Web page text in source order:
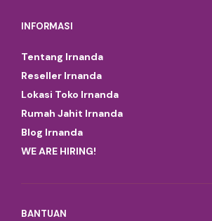
INFORMASI
Tentang Irnanda
Reseller Irnanda
Lokasi Toko Irnanda
Rumah Jahit Irnanda
Blog Irnanda
WE ARE HIRING!
BANTUAN